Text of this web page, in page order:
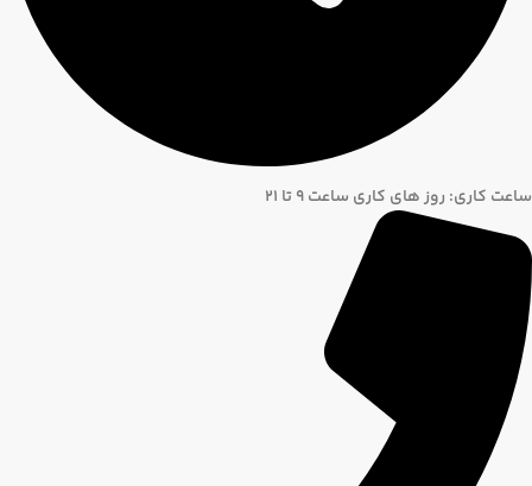
ساعت کاری: روز های کاری ساعت ۹ تا ۲۱